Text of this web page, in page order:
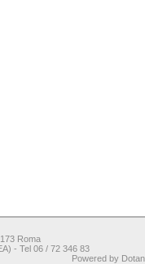
Roma
- Tel 06 / 72 346 83
Powered by